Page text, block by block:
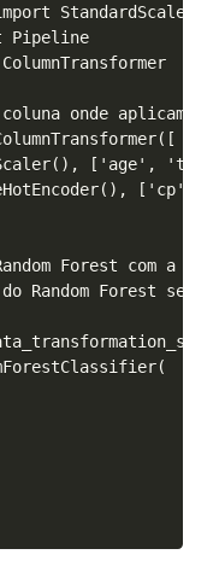
StandardScaler,
Pipeline
onde
['age',
['cp',
Forest com a
Random Forest